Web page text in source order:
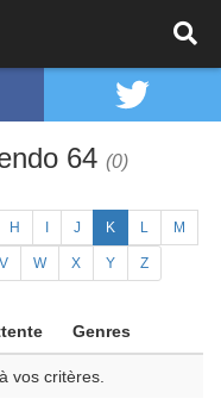
64 (0)
H J K L M
V W X Y Z
Genres
vos critères.